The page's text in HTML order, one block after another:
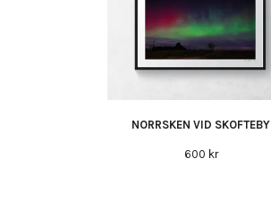
NORRSKEN VID SKOFTEBY
600 kr